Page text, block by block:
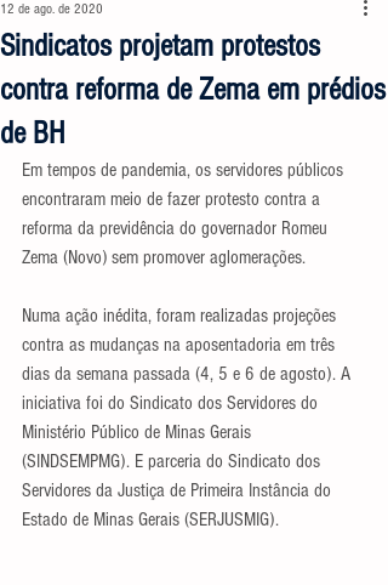
Sindicatos projetam protestos
contra reforma de Zema em prédios
de BH
12 de ago. de 2020
Em tempos de pandemia, os servidores públicos
encontraram meio de fazer protesto contra a
reforma da previdência do governador Romeu
Zema (Novo) sem promover aglomerações.
Numa ação inédita, foram realizadas projeções
contra as mudanças na aposentadoria em três
dias da semana passada (4, 5 e 6 de agosto). A
iniciativa foi do Sindicato dos Servidores do
Ministério Público de Minas Gerais
(SINDSEMPMG). E parceria do Sindicato dos
Servidores da Justiça de Primeira Instância do
Estado de Minas Gerais (SERJUSMIG).